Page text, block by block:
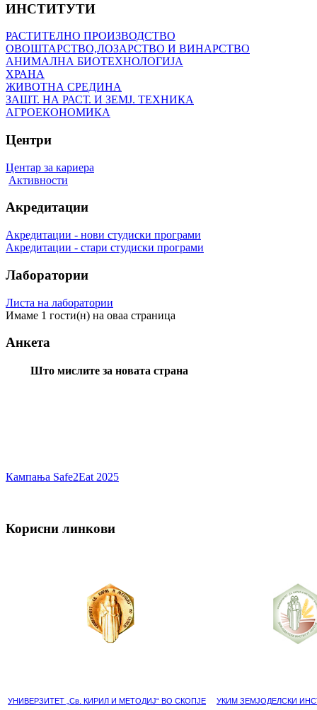
ИНСТИТУТИ
РАСТИТЕЛНО ПРОИЗВОДСТВО
ОВОШТАРСТВО,ЛОЗАРСТВО И ВИНАРСТВО
АНИМАЛНА БИОТЕХНОЛОГИЈА
ХРАНА
ЖИВОТНА СРЕДИНА
ЗАШТ. НА РАСТ. И ЗЕМЈ. ТЕХНИКА
АГРОЕКОНОМИКА
Центри
Центар за кариера
Активности
Акредитации
Акредитации - нови студиски програми
Акредитации - стари студиски програми
Лаборатории
Листа на лаборатории
Имаме 1 гости(н) на оваа страница
Анкета
Што мислите за новата страна
Кампања Safe2Eat 2025
Корисни линкови
УНИВЕРЗИТЕТ „Св. КИРИЛ И МЕТОДИЈ“ ВО СКОПЈЕ УКИМ ЗЕМЈОДЕЛСКИ